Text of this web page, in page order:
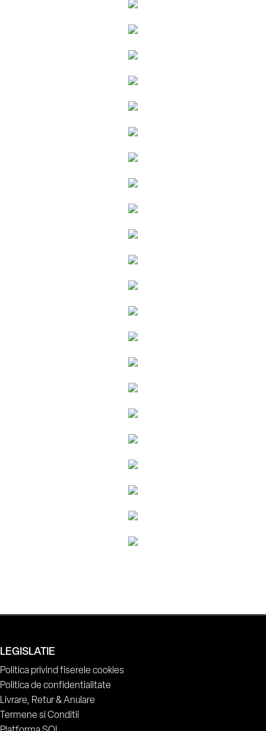
LEGISLATIE
Politica privind fiserele cookies
Politica de confidentialitate
Livrare, Retur & Anulare
Termene si Conditii